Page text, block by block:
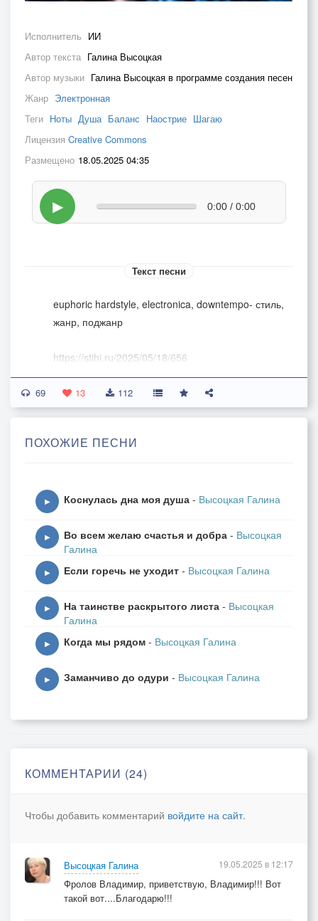
Исполнитель ИИ
Автор текста Галина Высоцкая
Автор музыки Галина Высоцкая в программе создания песен
Жанр Электронная
Теги Ноты Душа Баланс Наострие Шагаю
Лицензия Creative Commons
Размещено 18.05.2025 04:35
▶ 0:00 / 0:00
Текст песни
euphoric hardstyle, electronica, downtempo- стиль,
жанр, поджанр
https://stihi.ru/2025/05/18/656
На острие ножа... баланс нарушить сложно...
Тихонько, чуть дыша..шагал я осторожно
За горизонтом путь в неведомо благое!
И музыка огня...затрагивает что-то...
Ведь сильный я сейчас, на этом ставлю точку.
Припев:
душа цепляет ноты
И музыка огня...
затрагивает что-то
На острие ножа...ты чувствуешь всё остро...
Припев:
На острие ножа...
И музыка огня...
Спасибо, что друзья, меня не забывают...
На острие ножа...ведь просто не бывает!
69 13 112
ПОХОЖИЕ ПЕСНИ
▶ Коснулась дна моя душа - Высоцкая Галина
▶ Во всем желаю счастья и добра - Высоцкая
Галина
▶ Если горечь не уходит - Высоцкая Галина
▶ На таинстве раскрытого листа - Высоцкая
Галина
▶ Когда мы рядом - Высоцкая Галина
▶ Заманчиво до одури - Высоцкая Галина
КОММЕНТАРИИ (24)
Чтобы добавить комментарий войдите на сайт.
Высоцкая Галина
Фролов Владимир, приветствую, Владимир!!! Вот
такой вот....Благодарю!!!
19.05.2025 в 12:17